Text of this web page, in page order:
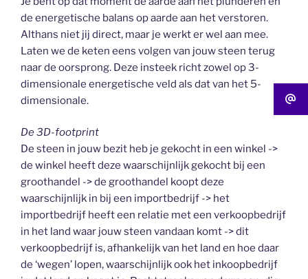
de energetische balans op aarde aan het verstoren.
Althans niet jij direct, maar je werkt er wel aan mee.
Laten we de keten eens volgen van jouw steen terug
naar de oorsprong. Deze insteek richt zowel op 3-
dimensionale energetische veld als dat van het 5-
dimensionale.
De 3D-footprint
De steen in jouw bezit heb je gekocht in een winkel ->
de winkel heeft deze waarschijnlijk gekocht bij een
groothandel -> de groothandel koopt deze
waarschijnlijk in bij een importbedrijf -> het
importbedrijf heeft een relatie met een verkoopbedrijf
in het land waar jouw steen vandaan komt -> dit
verkoopbedrijf is, afhankelijk van het land en hoe daar
de ‘wegen’ lopen, waarschijnlijk ook het inkoopbedrijf